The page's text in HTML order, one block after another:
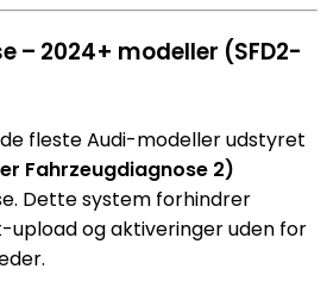
– 2024+ modeller (SFD2-
fleste Audi-modeller udstyret
Fahrzeugdiagnose 2)
Dette system forhindrer
upload og aktiveringer uden for